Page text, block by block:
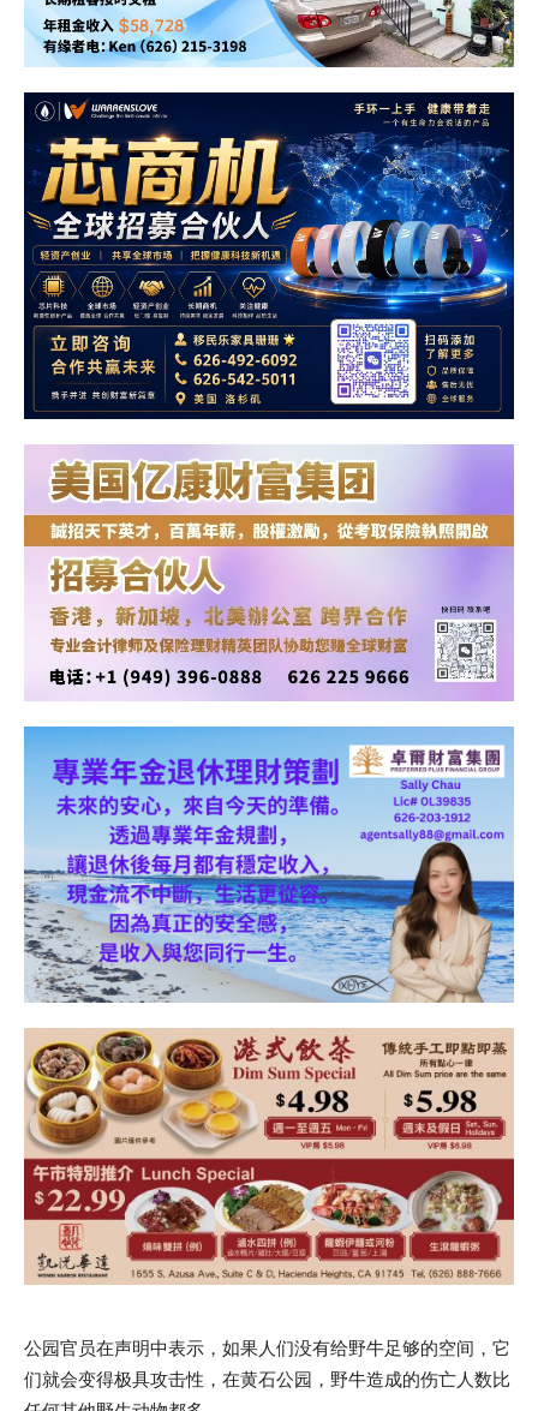
公园官员在声明中表示，如果人们没有给野牛足够的空间，它
们就会变得极具攻击性，在黄石公园，野牛造成的伤亡人数比